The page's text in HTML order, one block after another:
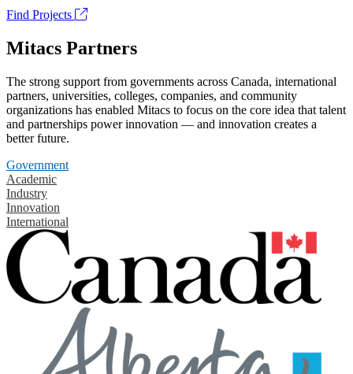
Find Projects
Mitacs Partners
The strong support from governments across Canada, international
partners, universities, colleges, companies, and community
organizations has enabled Mitacs to focus on the core idea that talent
and partnerships power innovation — and innovation creates a
better future.
Government
Academic
Industry
Innovation
International